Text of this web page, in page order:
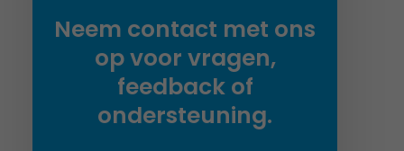
Neem contact met ons
op voor vragen,
feedback of
ondersteuning.